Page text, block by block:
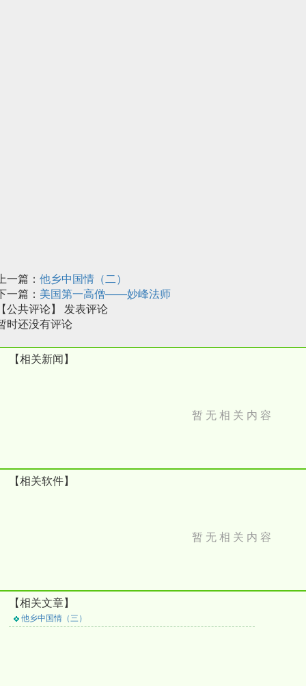
一篇： 他乡中国情（二）
一篇： 美国第一高僧——妙峰法师
公共评论】
发表评论
时还没有评论
【相关新闻】
暂 无 相 关 内 容
【相关软件】
暂 无 相 关 内 容
【相关文章】
他乡中国情（三）